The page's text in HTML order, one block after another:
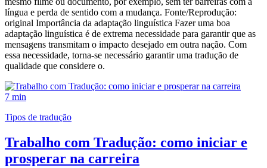
língua e perda de sentido com a mudança. Fonte/Reprodução:
original Importância da adaptação linguística Fazer uma boa
adaptação linguística é de extrema necessidade para garantir que as
mensagens transmitam o impacto desejado em outra nação. Com
essa necessidade, torna-se necessário garantir uma tradução de
qualidade que considere o.
7 min
Tipos de tradução
Trabalho com Tradução: como iniciar e
prosperar na carreira